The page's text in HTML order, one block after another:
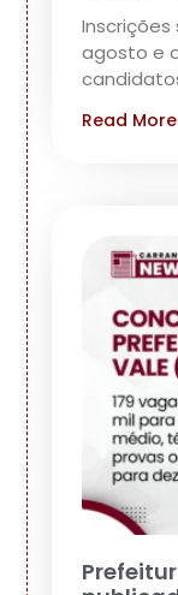
agosto e
Read More